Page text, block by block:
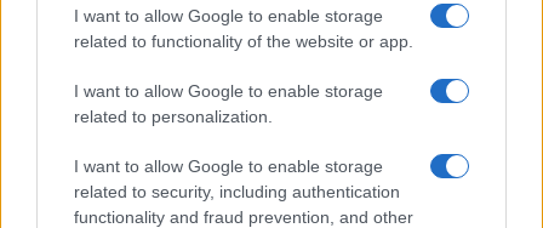
I want to allow Google to enable storage
related to functionality of the website or app.
I want to allow Google to enable storage
related to personalization.
I want to allow Google to enable storage
related to security, including authentication
functionality and fraud prevention, and other
Diferencias entre análisis técnico y fundamental: cuándo
aplicar cada método
Marta Ruiz · 6 Ago 2026
COTIZACIONES CRYPTO